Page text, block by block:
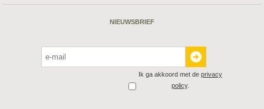
NIEUWSBRIEF
Ik ga akkoord met de privacy
policy.